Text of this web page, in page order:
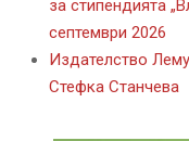
за стипендията
септември 2026
Издателство
Стефка Станчева